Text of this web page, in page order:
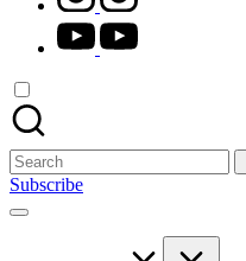
youtube.com
Search
for:
Subscribe